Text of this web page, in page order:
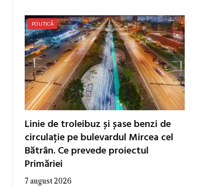
POLITICĂ
Linie de troleibuz și șase benzi de
circulație pe bulevardul Mircea cel
Bătrân. Ce prevede proiectul
Primăriei
7 august 2026